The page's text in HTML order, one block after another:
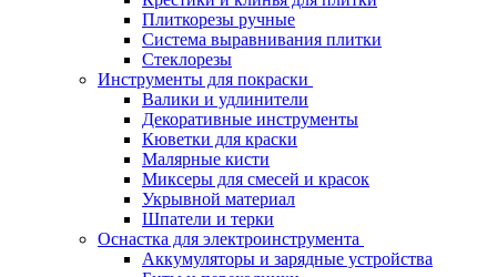
Плиткорезы ручные
Система выравнивания плитки
Стеклорезы
Инструменты для покраски
Валики и удлинители
Декоративные инструменты
Кюветки для краски
Малярные кисти
Миксеры для смесей и красок
Укрывной материал
Шпатели и терки
Оснастка для электроинструмента
Аккумуляторы и зарядные устройства